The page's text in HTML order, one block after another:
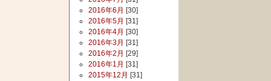
2016年6月 [30]
2016年5月 [31]
2016年4月 [30]
2016年3月 [31]
2016年2月 [29]
2016年1月 [31]
2015年12月 [31]